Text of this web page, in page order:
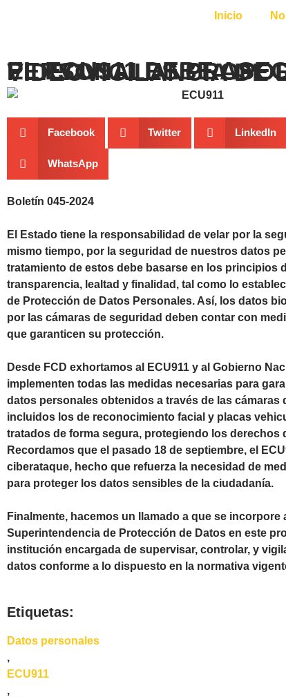
Inicio
EL ECU911 DEBE ASEGURAR LA PROTECCIÓN DE LOS DATOS PERSONALES PROPORCIONADOS POR LAS
Facebook Twitter LinkedIn
WhatsApp
Boletín 045-2024
El Estado tiene la responsabilidad de velar por la
mismo tiempo, por la seguridad de nuestros datos
tratamiento de estos debe basarse en los principios
transparencia, lealtad y finalidad, tal como lo
de Protección de Datos Personales. Así, los datos
por las cámaras de seguridad deben contar con
que garanticen su protección.
Desde FCD exhortamos al ECU911 y al Gobierno
implementen todas las medidas necesarias para
datos personales obtenidos a través de las cámaras
incluidos los de reconocimiento facial y placas
tratados de forma segura, protegiendo los derechos
Recordamos que el pasado 18 de septiembre, el
ciberataque, hecho que refuerza la necesidad de
para proteger los datos sensibles de la ciudadanía.
Finalmente, hacemos un llamado a que se incorpore
Superintendencia de Protección de Datos en este
institución encargada de supervisar, controlar, y
datos conforme a lo dispuesto en la normativa
Etiquetas:
Datos personales
,
ECU911
,